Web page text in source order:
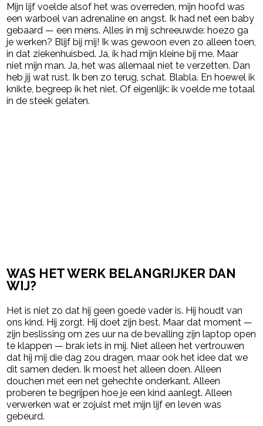
Mijn lijf voelde alsof het was overreden, mijn hoofd was
een warboel van adrenaline en angst. Ik had net een baby
gebaard — een mens. Alles in mij schreeuwde: hoezo ga
je werken? Blijf bij mij! Ik was gewoon even zo alleen toen,
in dat ziekenhuisbed. Ja, ik had mijn kleine bij me. Maar
niet mijn man. Ja, het was allemaal niet te verzetten. Dan
heb jij wat rust. Ik ben zo terug, schat. Blabla. En hoewel ik
knikte, begreep ik het niet. Of eigenlijk: ik voelde me totaal
in de steek gelaten.
WAS HET WERK BELANGRIJKER DAN
WIJ?
Het is niet zo dat hij geen goede vader is. Hij houdt van
ons kind. Hij zorgt. Hij doet zijn best. Maar dat moment —
zijn beslissing om zes uur na de bevalling zijn laptop open
te klappen — brak iets in mij. Niet alleen het vertrouwen
dat hij mij die dag zou dragen, maar ook het idee dat we
dit samen deden. Ik moest het alleen doen. Alleen
douchen met een net gehechte onderkant. Alleen
proberen te begrijpen hoe je een kind aanlegt. Alleen
verwerken wat er zojuist met mijn lijf en leven was
gebeurd.